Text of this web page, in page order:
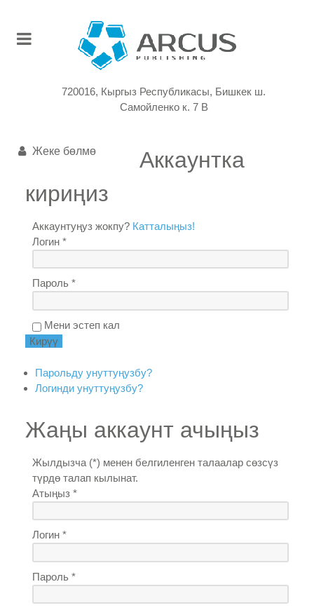
720016, Кыргыз Республикасы, Бишкек ш.
Самойленко к. 7 В
Жеке бөлмө
Аккаунтка
кириңиз
Аккаунтуңуз жокпу? Катталыңыз!
Логин *
Пароль *
Мени эстеп кал
Парольду унуттуңузбу?
Логинди унуттуңузбу?
Жаңы аккаунт ачыңыз
Жылдызча (*) менен белгиленген талаалар сөзсүз
түрдө талап кылынат.
Атыңыз *
Логин *
Пароль *